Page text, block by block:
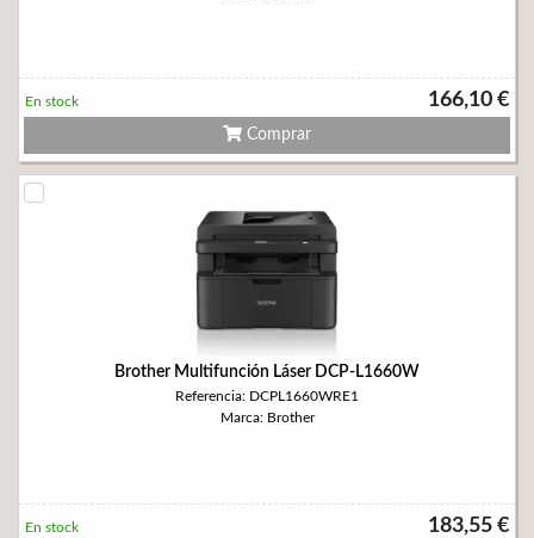
166,10 €
En stock
Comprar
Brother Multifunción Láser DCP-L1660W
Referencia: DCPL1660WRE1
Marca: Brother
183,55 €
En stock